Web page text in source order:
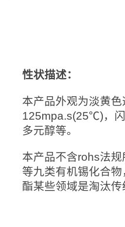
性状描述：
本产品外观为淡黄
125mpa.s(25℃)，
多元醇等。
本产品不含rohs法
等九类有机锡化合
酯某些领域是淘汰传